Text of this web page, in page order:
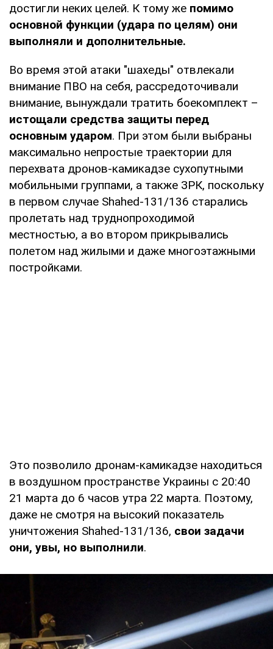
достигли неких целей. К тому же помимо
основной функции (удара по целям) они
выполняли и дополнительные.
Во время этой атаки "шахеды" отвлекали
внимание ПВО на себя, рассредоточивали
внимание, вынуждали тратить боекомплект –
истощали средства защиты перед
основным ударом. При этом были выбраны
максимально непростые траектории для
перехвата дронов-камикадзе сухопутными
мобильными группами, а также ЗРК, поскольку
в первом случае Shahed-131/136 старались
пролетать над труднопроходимой
местностью, а во втором прикрывались
полетом над жилыми и даже многоэтажными
постройками.
Это позволило дронам-камикадзе находиться
в воздушном пространстве Украины с 20:40
21 марта до 6 часов утра 22 марта. Поэтому,
даже не смотря на высокий показатель
уничтожения Shahed-131/136, свои задачи
они, увы, но выполнили.